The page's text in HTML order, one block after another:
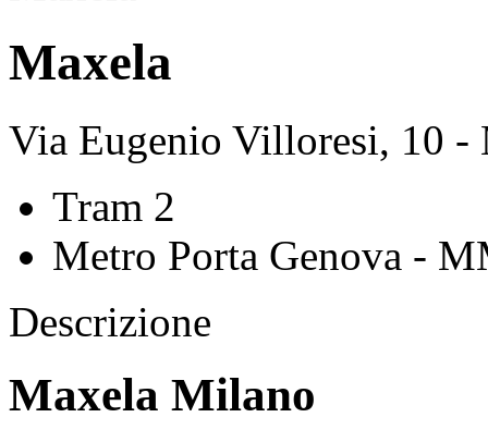
Maxela
Via Eugenio Villoresi, 10 -
Tram 2
Metro Porta Genova -
Descrizione
Maxela Milano